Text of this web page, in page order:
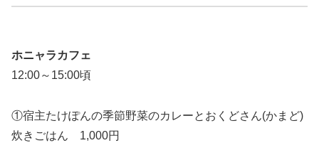
ホニャラカフェ
12:00～15:00頃
①宿主たけぽんの季節野菜のカレーとおくどさん(かまど)
炊きごはん 1,000円